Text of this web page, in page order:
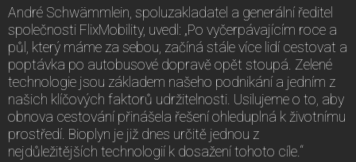
André Schwämmlein, spoluzakladatel a generální ředitel
společnosti FlixMobility, uvedl: „Po vyčerpávajícím roce a
půl, který máme za sebou, začíná stále více lidí cestovat a
poptávka po autobusové dopravě opět stoupá. Zelené
technologie jsou základem našeho podnikání a jedním z
našich klíčových faktorů udržitelnosti. Usilujeme o to, aby
obnova cestování přinášela řešení ohleduplná k životnímu
prostředí. Bioplyn je již dnes určitě jednou z
nejdůležitějších technologií k dosažení tohoto cíle.“